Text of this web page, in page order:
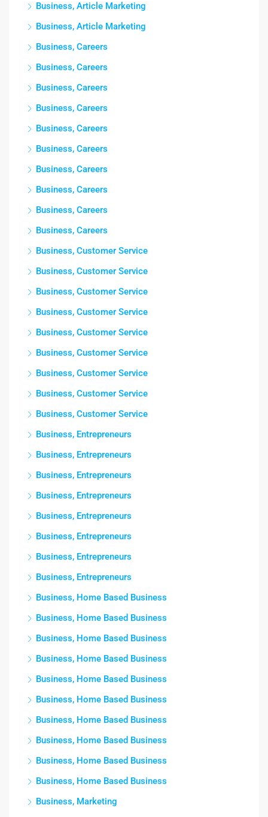
Business, Article Marketing
Business, Article Marketing
Business, Careers
Business, Careers
Business, Careers
Business, Careers
Business, Careers
Business, Careers
Business, Careers
Business, Careers
Business, Careers
Business, Careers
Business, Customer Service
Business, Customer Service
Business, Customer Service
Business, Customer Service
Business, Customer Service
Business, Customer Service
Business, Customer Service
Business, Customer Service
Business, Customer Service
Business, Entrepreneurs
Business, Entrepreneurs
Business, Entrepreneurs
Business, Entrepreneurs
Business, Entrepreneurs
Business, Entrepreneurs
Business, Entrepreneurs
Business, Entrepreneurs
Business, Home Based Business
Business, Home Based Business
Business, Home Based Business
Business, Home Based Business
Business, Home Based Business
Business, Home Based Business
Business, Home Based Business
Business, Home Based Business
Business, Home Based Business
Business, Home Based Business
Business, Marketing